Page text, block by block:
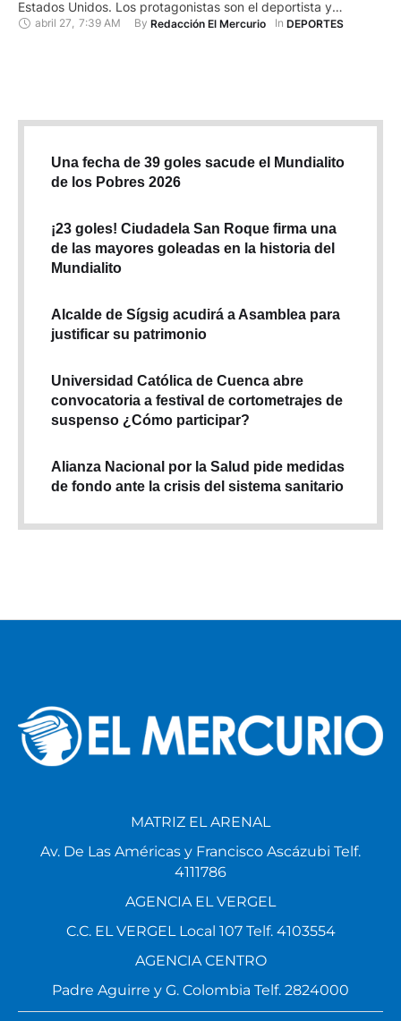
Estados Unidos. Los protagonistas son el deportista y
entrenador cuencano Andrés Chocho y su dirigida Kimberly
abril 27, 7:39 AM By Redacción El Mercurio In DEPORTES
Una fecha de 39 goles sacude el Mundialito
de los Pobres 2026
¡23 goles! Ciudadela San Roque firma una
de las mayores goleadas en la historia del
Mundialito
Alcalde de Sígsig acudirá a Asamblea para
justificar su patrimonio
Universidad Católica de Cuenca abre
convocatoria a festival de cortometrajes de
suspenso ¿Cómo participar?
Alianza Nacional por la Salud pide medidas
de fondo ante la crisis del sistema sanitario
MATRIZ EL ARENAL
Av. De Las Américas y Francisco Ascázubi Telf.
4111786
AGENCIA EL VERGEL
C.C. EL VERGEL Local 107 Telf. 4103554
AGENCIA CENTRO
Padre Aguirre y G. Colombia Telf. 2824000